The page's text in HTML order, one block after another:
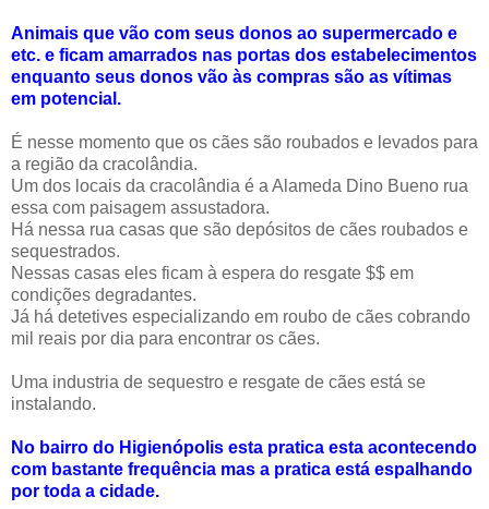
Animais que vão com seus donos ao supermercado e
etc. e ficam amarrados nas portas dos estabelecimentos
enquanto seus donos vão às compras são as vítimas
em potencial.
É nesse momento que os cães são roubados e levados para
a região da cracolândia.
Um dos locais da cracolândia é a Alameda Dino Bueno rua
essa com paisagem assustadora.
Há nessa rua casas que são depósitos de cães roubados e
sequestrados.
Nessas casas eles ficam à espera do resgate $$ em
condições degradantes.
Já há detetives especializando em roubo de cães cobrando
mil reais por dia para encontrar os cães.
Uma industria de sequestro e resgate de cães está se
instalando.
No bairro do Higienópolis esta pratica esta acontecendo
com bastante frequência mas a pratica está espalhando
por toda a cidade.